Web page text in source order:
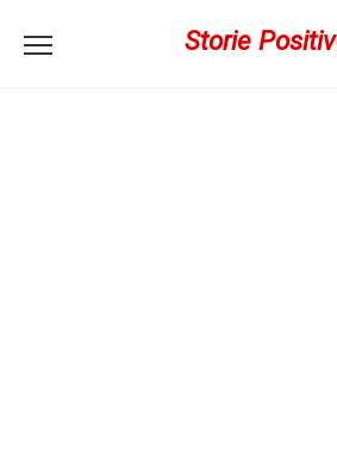
Storie